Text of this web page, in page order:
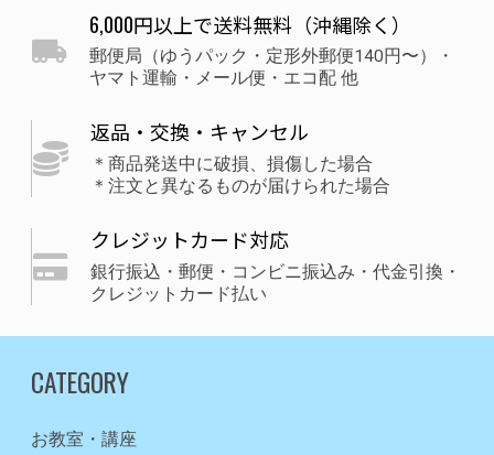
6,000円以上で送料無料（沖縄除く）
郵便局（ゆうパック・定形外郵便140円〜）・
ヤマト運輸・メール便・エコ配 他
返品・交換・キャンセル
＊商品発送中に破損、損傷した場合
＊注文と異なるものが届けられた場合
クレジットカード対応
銀行振込・郵便・コンビニ振込み・代金引換・
クレジットカード払い
CATEGORY
お教室・講座